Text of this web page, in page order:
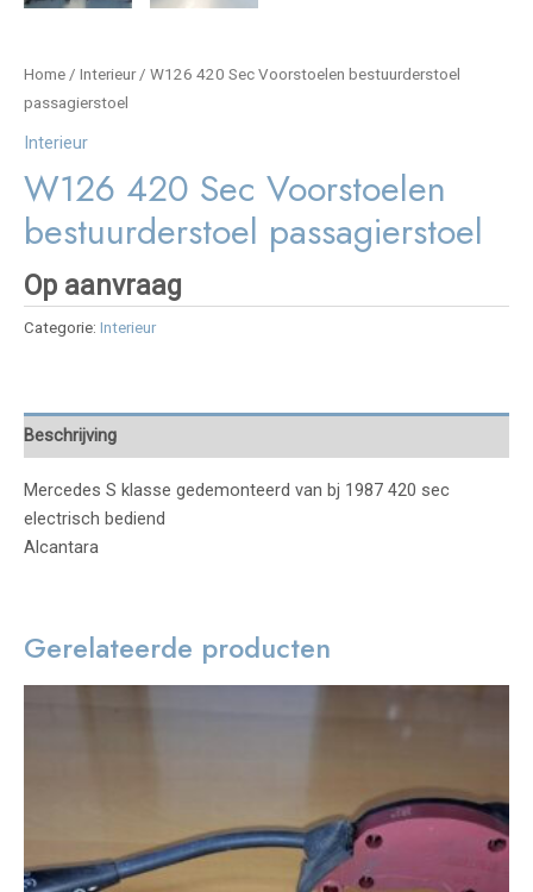
Home / Interieur/ W126 420 Sec Voorstoelen bestuurderstoel
passagierstoel
Interieur
W126 420 Sec Voorstoelen
bestuurderstoel passagierstoel
Op aanvraag
Categorie: Interieur
Beschrijving
Mercedes S klasse gedemonteerd van bj 1987 420 sec
electrisch bediend
Alcantara
Gerelateerde producten